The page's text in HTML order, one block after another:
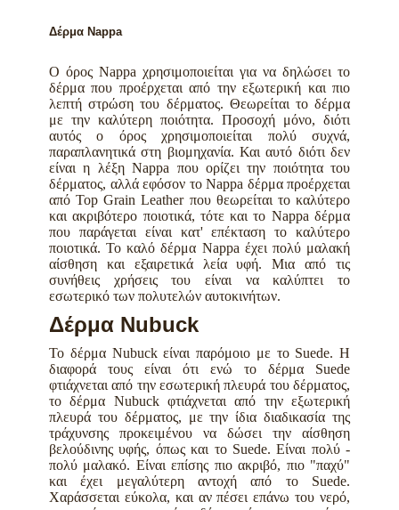
Δέρμα Nappa
Ο όρος Nappa χρησιμοποιείται για να δηλώσει το
δέρμα που προέρχεται από την εξωτερική και πιο
λεπτή στρώση του δέρματος. Θεωρείται το δέρμα
με την καλύτερη ποιότητα. Προσοχή μόνο, διότι
αυτός ο όρος χρησιμοποιείται πολύ συχνά,
παραπλανητικά στη βιομηχανία. Και αυτό διότι δεν
είναι η λέξη Nappa που ορίζει την ποιότητα του
δέρματος, αλλά εφόσον το Nappa δέρμα προέρχεται
από Top Grain Leather που θεωρείται το καλύτερο
και ακριβότερο ποιοτικά, τότε και το Nappa δέρμα
που παράγεται είναι κατ' επέκταση το καλύτερο
ποιοτικά. Το καλό δέρμα Nappa έχει πολύ μαλακή
αίσθηση και εξαιρετικά λεία υφή. Μια από τις
συνήθεις χρήσεις του είναι να καλύπτει το
εσωτερικό των πολυτελών αυτοκινήτων.
Δέρμα Nubuck
Το δέρμα Nubuck είναι παρόμοιο με το Suede. Η
διαφορά τους είναι ότι ενώ το δέρμα Suede
φτιάχνεται από την εσωτερική πλευρά του δέρματος,
το δέρμα Nubuck φτιάχνεται από την εξωτερική
πλευρά του δέρματος, με την ίδια διαδικασία της
τράχυνσης προκειμένου να δώσει την αίσθηση
βελούδινης υφής, όπως και το Suede. Είναι πολύ -
πολύ μαλακό. Είναι επίσης πιο ακριβό, πιο "παχύ"
και έχει μεγαλύτερη αντοχή από το Suede.
Χαράσσεται εύκολα, και αν πέσει επάνω του νερό,